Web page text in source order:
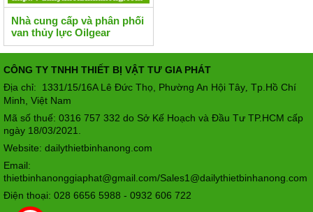
Nhà cung cấp và phân phối
van thủy lực Oilgear
CÔNG TY TNHH THIẾT BỊ VẬT TƯ GIA PHÁT
Địa chỉ: 1331/15/16A Lê Đức Thọ, Phường An Hội Tây Tp.Hồ Chí
Minh, Việt Nam
Mã số thuế: 0316 757 332 do Sở Kế Hoạch và Đầu Tư TP.HCM cấp
ngày 18/03/2021.
Website: dailythietbinhanong.com
Email:
thietbinhanonggiaphat@gmail.com/Sales1@dailythietbinhanong.com
Điện thoại: 028 6656 5988 - 0932 606 722